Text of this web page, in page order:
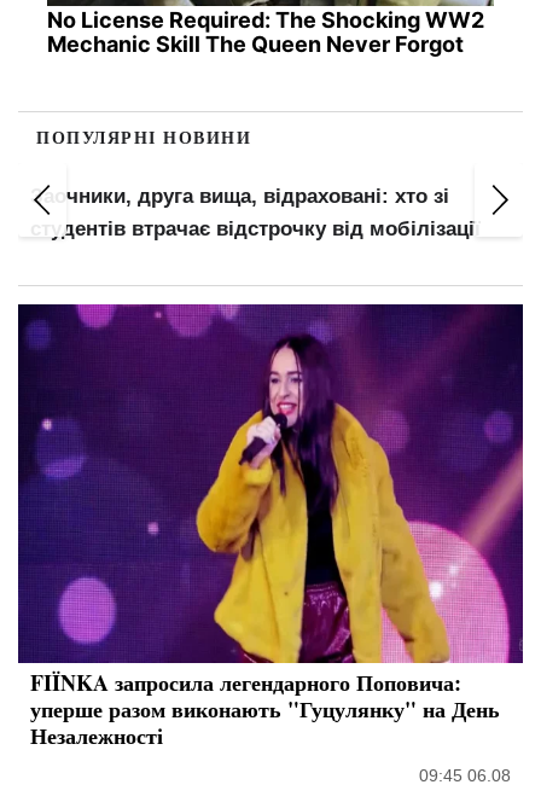
No License Required: The Shocking WW2
Mechanic Skill The Queen Never Forgot
ПОПУЛЯРНІ НОВИНИ
Бронювання анулюють з 1 вересня:
Міноборони дало строк до 10 серпня для
критичних підприємств
FIÏNKA запросила легендарного Поповича:
уперше разом виконають "Гуцулянку" на День
Незалежності
09:45 06.08